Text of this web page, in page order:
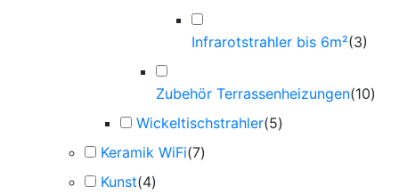
Infrarotstrahler bis 6m²(3)
Zubehör Terrassenheizungen(10)
Wickeltischstrahler(5)
Keramik WiFi(7)
Kunst(4)